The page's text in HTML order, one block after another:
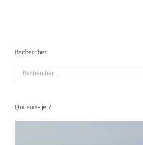
Rechercher
Rechercher:
Qui suis-je ?